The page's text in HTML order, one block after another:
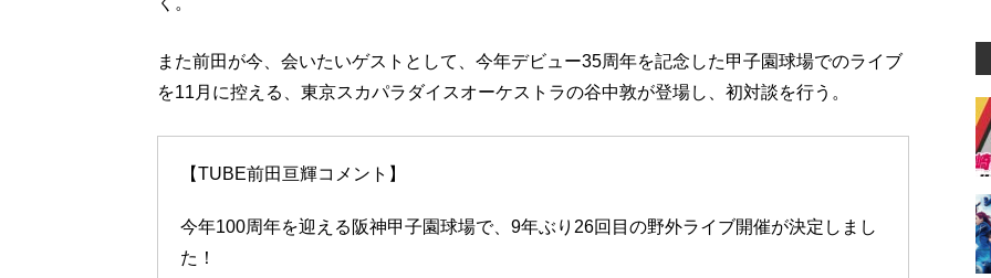
また前田が今、会いたいゲストとして、今年デビュー35周年を記念した甲子園球場でのライブ
を11月に控える、東京スカパラダイスオーケストラの谷中敦が登場し、初対談を行う。
【TUBE前田亘輝コメント】
今年100周年を迎える阪神甲子園球場で、9年ぶり26回目の野外ライブ開催が決定しまし
た！